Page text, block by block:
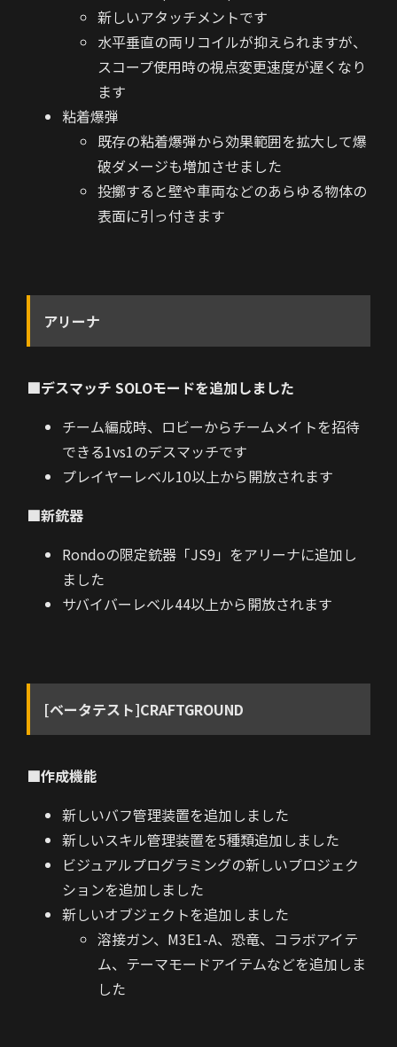
新しいアタッチメントです
水平垂直の両リコイルが抑えられますが、
スコープ使用時の視点変更速度が遅くなり
ます
粘着爆弾
既存の粘着爆弾から効果範囲を拡大して爆
破ダメージも増加させました
投擲すると壁や車両などのあらゆる物体の
表面に引っ付きます
アリーナ
■デスマッチ SOLOモードを追加しました
チーム編成時、ロビーからチームメイトを招待
できる1vs1のデスマッチです
プレイヤーレベル10以上から開放されます
■新銃器
Rondoの限定銃器「JS9」をアリーナに追加し
ました
サバイバーレベル44以上から開放されます
[ベータテスト]CRAFTGROUND
■作成機能
新しいバフ管理装置を追加しました
新しいスキル管理装置を5種類追加しました
ビジュアルプログラミングの新しいプロジェク
ションを追加しました
新しいオブジェクトを追加しました
溶接ガン、M3E1-A、恐竜、コラボアイテ
ム、テーマモードアイテムなどを追加しま
した